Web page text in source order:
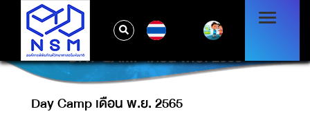
DAY CAMP เดือน พ.ย. 2565
Day Camp เดือน พ.ย. 2565